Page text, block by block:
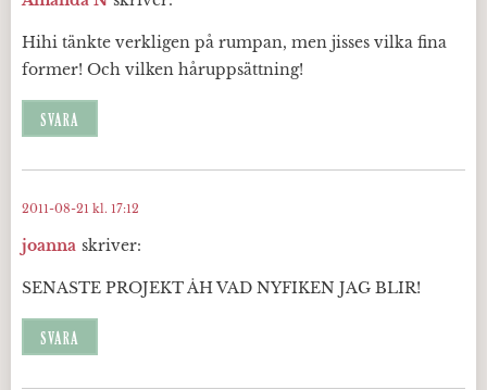
Hihi tänkte verkligen på rumpan, men jisses vilka fina
former! Och vilken håruppsättning!
SVARA
joanna skriver:
2011-08-21 kl. 17:12
SENASTE PROJEKT ÅH VAD NYFIKEN JAG BLIR!
SVARA